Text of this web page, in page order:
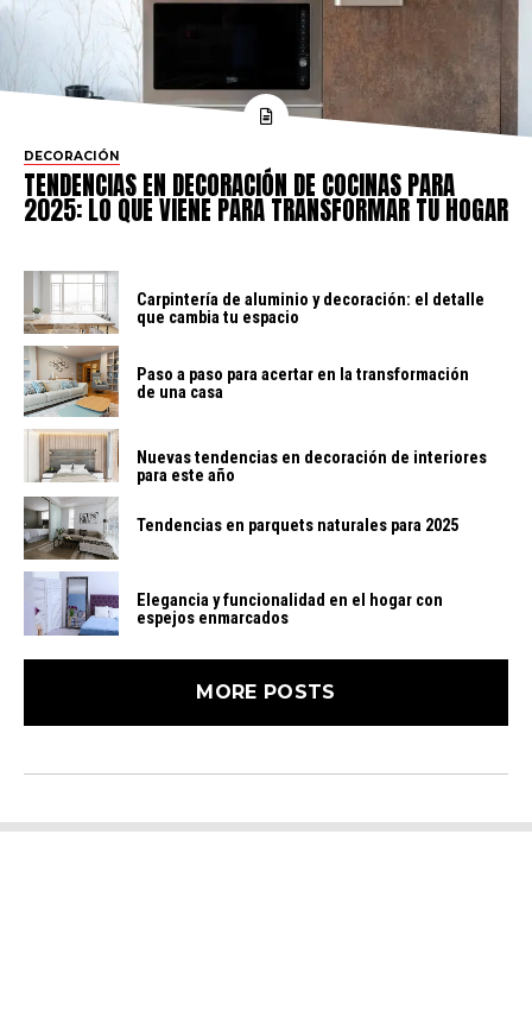
DECORACIÓN
TENDENCIAS EN DECORACIÓN DE COCINAS PARA
2025: LO QUE VIENE PARA TRANSFORMAR TU HOGAR
Carpintería de aluminio y decoración: el detalle
que cambia tu espacio
Paso a paso para acertar en la transformación
de una casa
Nuevas tendencias en decoración de interiores
para este año
Tendencias en parquets naturales para 2025
Elegancia y funcionalidad en el hogar con
espejos enmarcados
MORE POSTS